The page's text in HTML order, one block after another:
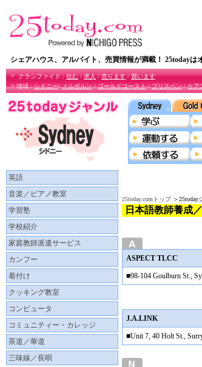
シェアハウス、アルバイト、売買情報が満載！ 25todayは
クラシファイド :住む/求人/売ります/買います
地域 :シドニー/メルボルン/ゴールドコースト/ブリスペン/ケア
英語
音楽／ピアノ教室
学習塾
学校紹介
家庭教師派遣サービス
カンフー
着付け
クッキング教室
コンピュータ
コミュニティー・カレッジ
茶道／華道
三味線／長唄
25today.comトップ＞25today
日本語教師養成
ASPECT TLCC
■98-104 Goulburn St.,
J.A.LINK
■Unit 7, 40 Holt St.,